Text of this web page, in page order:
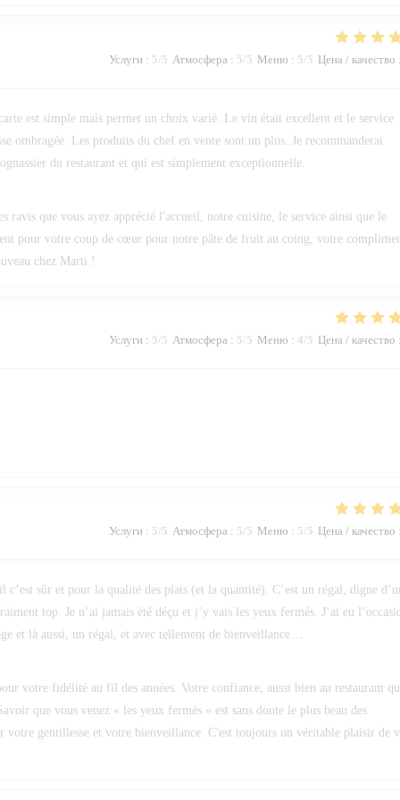
Услуги : 5/5 Атмосфера : 5/5 Меню : 5/5 Цена / качество
est simple mais permet un choix varié. Le vin était excellent et le service
ombragée. Les produits du chef en vente sont un plus. Je recommanderai
du restaurant et qui est simplement exceptionnelle.
que vous ayez apprécié l'accueil, notre cuisine, le service ainsi que le
pour votre coup de cœur pour notre pâte de fruit au coing, votre
chez Marti !
Услуги : 5/5 Атмосфера : 5/5 Меню : 4/5 Цена / качество
Услуги : 5/5 Атмосфера : 5/5 Меню : 5/5 Цена / качество
c’est sûr et pour la qualité des plats (et la quantité). C’est un régal, digne
top. Je n’ai jamais été déçu et j’y vais les yeux fermés. J’ai eu
et là aussi, un régal, et avec tellement de bienveillance…
votre fidélité au fil des années. Votre confiance, aussi bien au restaurant
que vous venez « les yeux fermés » est sans doute le plus beau des
gentillesse et votre bienveillance. C'est toujours un véritable plaisir de